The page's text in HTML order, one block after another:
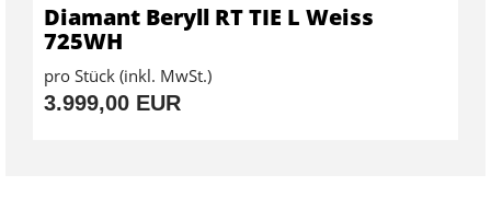
Diamant Beryll RT TIE L Weiss
725WH
pro Stück (inkl. MwSt.)
3.999,00 EUR